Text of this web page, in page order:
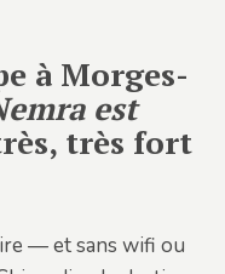
à Morges-
est
très fort
— et sans wifi ou